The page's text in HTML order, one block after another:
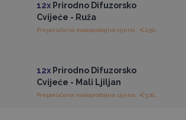
12x Prirodno Difuzorsko
Cvijeće - Ruža
12x Prirodno Difuzorsko
Cvijeće - Mali Ljiljan